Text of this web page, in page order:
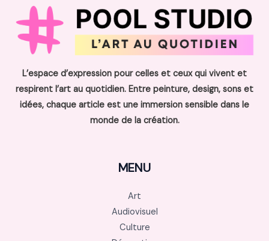
L’espace d’expression pour celles et ceux qui vivent et
respirent l’art au quotidien. Entre peinture, design, sons et
idées, chaque article est une immersion sensible dans le
monde de la création.
MENU
Art
Audiovisuel
Culture